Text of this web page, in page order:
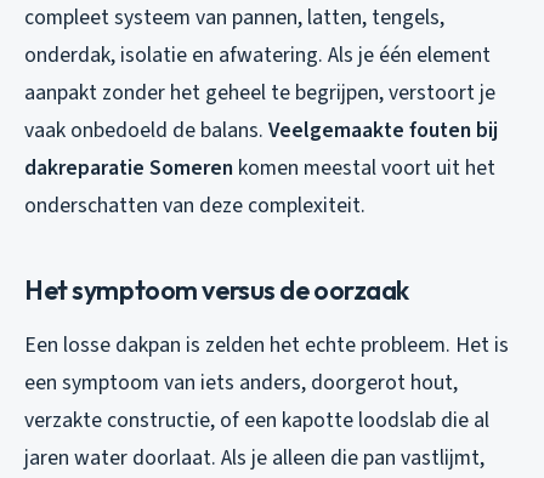
compleet systeem van pannen, latten, tengels,
onderdak, isolatie en afwatering. Als je één element
aanpakt zonder het geheel te begrijpen, verstoort je
vaak onbedoeld de balans. Veelgemaakte fouten bij
dakreparatie Someren komen meestal voort uit het
onderschatten van deze complexiteit.
Het symptoom versus de oorzaak
Een losse dakpan is zelden het echte probleem. Het is
een symptoom van iets anders, doorgerot hout,
verzakte constructie, of een kapotte loodslab die al
jaren water doorlaat. Als je alleen die pan vastlijmt,